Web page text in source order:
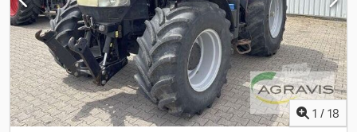
arbetsstrålkastare fram/bak, (0120) tvålednings
tryckluftsbromssystem, (0130) Fendt frontlyft, Load Sensing (0140)
styrventiler: 4x dubbelverkande, retur, (0150) extern
hydraulikventilsstyrning, (0160) ISOBUS-uttag bak, hydraulisk
topplänk, (0170) kraftuttag: 540/540E/1000/1000E varv/min, (0180)
extern styrning på skärmen, (0190) däck: 600/65 R28, 650/65 R42
(0200) frontkraftuttag (0210) nedväxling till 40 km/h, (0220)
serviced genomgång, (0230) Stoll frontlastare Robust FZ 60.1
1 / 18